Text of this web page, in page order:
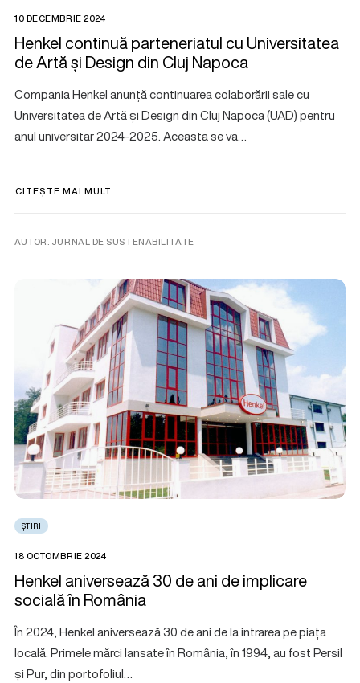
10 DECEMBRIE 2024
Henkel continuă parteneriatul cu Universitatea
de Artă și Design din Cluj Napoca
Compania Henkel anunță continuarea colaborării sale cu
Universitatea de Artă și Design din Cluj Napoca (UAD) pentru
anul universitar 2024-2025. Aceasta se va…
CITEȘTE MAI MULT
AUTOR. JURNAL DE SUSTENABILITATE
ȘTIRI
18 OCTOMBRIE 2024
Henkel aniversează 30 de ani de implicare
socială în România
În 2024, Henkel aniversează 30 de ani de la intrarea pe piața
locală. Primele mărci lansate în România, în 1994, au fost Persil
și Pur, din portofoliul…